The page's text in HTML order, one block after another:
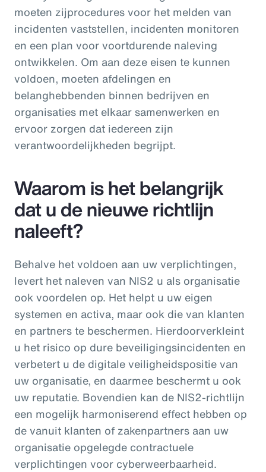
moeten zijprocedures voor het melden van
incidenten vaststellen, incidenten monitoren
en een plan voor voortdurende naleving
ontwikkelen. Om aan deze eisen te kunnen
voldoen, moeten afdelingen en
belanghebbenden binnen bedrijven en
organisaties met elkaar samenwerken en
ervoor zorgen dat iedereen zijn
verantwoordelijkheden begrijpt.
Waarom is het belangrijk
dat u de nieuwe richtlijn
naleeft?
Behalve het voldoen aan uw verplichtingen,
levert het naleven van NIS2 u als organisatie
ook voordelen op. Het helpt u uw eigen
systemen en activa, maar ook die van klanten
en partners te beschermen. Hierdoorverkleint
u het risico op dure beveiligingsincidenten en
verbetert u de digitale veiligheidspositie van
uw organisatie, en daarmee beschermt u ook
uw reputatie. Bovendien kan de NIS2-richtlijn
een mogelijk harmoniserend effect hebben op
de vanuit klanten of zakenpartners aan uw
organisatie opgelegde contractuele
verplichtingen voor cyberweerbaarheid.